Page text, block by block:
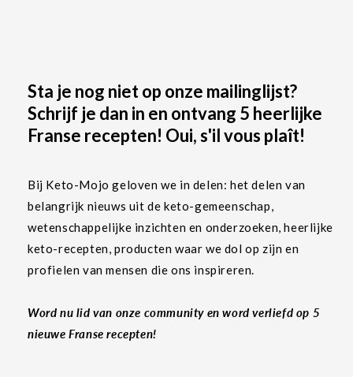
Sta je nog niet op onze mailinglijst?
Schrijf je dan in en ontvang 5 heerlijke
Franse recepten! Oui, s'il vous plaît!
Bij Keto-Mojo geloven we in delen: het delen van
belangrijk nieuws uit de keto-gemeenschap,
wetenschappelijke inzichten en onderzoeken, heerlijke
keto-recepten, producten waar we dol op zijn en
profielen van mensen die ons inspireren.
Word nu lid van onze community en word verliefd op 5
nieuwe Franse recepten!